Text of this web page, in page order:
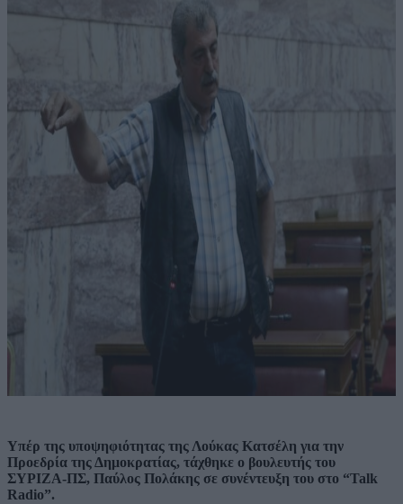
Υπέρ της υποψηφιότητας της Λούκας Κατσέλη για την
Προεδρία της Δημοκρατίας, τάχθηκε ο βουλευτής του
ΣΥΡΙΖΑ-ΠΣ, Παύλος Πολάκης σε συνέντευξη του στο “Talk
Radio”.